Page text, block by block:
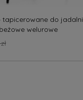
tapicerowane do jadalni
welurowe